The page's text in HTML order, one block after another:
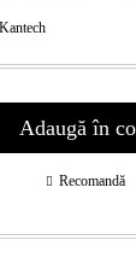
Kantech
Recomandă